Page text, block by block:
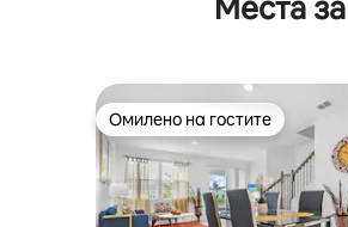
Места
Омилено на гостите
Омилено на гостите